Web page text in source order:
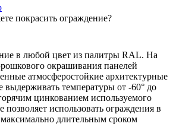
покрасить ограждение?
в любой цвет из палитры RAL. На
окрашивания панелей
атмосферостойкие архитектурные
выдерживать температуры от -60° до
цинкованием используемого
позволяет использовать ограждения в
длительным сроком